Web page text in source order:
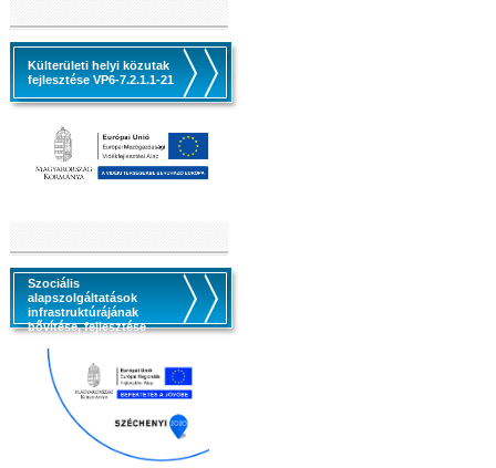
Külterületi helyi közutak
fejlesztése VP6-7.2.1.1-21
Szociális
alapszolgáltatások
infrastruktúrájának
bővítése, fejlesztése